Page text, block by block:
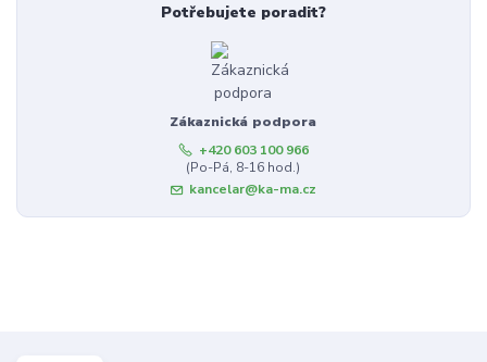
Potřebujete poradit?
Zákaznická podpora
+420 603 100 966
(Po-Pá, 8-16 hod.)
kancelar@ka-ma.cz